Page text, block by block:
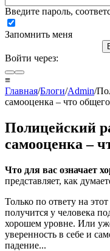
Введите пароль,
Запомнить меня
Войти через:
≡
Главная/Блоги/Admin/
самооценка – что
Полицейский
самооценка –
Что для вас означает
представляет, как
Только по ответу на
получится у человека
хорошем уровне. Или
уверенность в себе и
падение...